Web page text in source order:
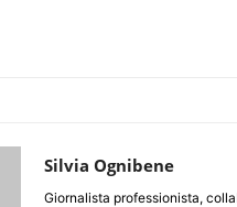
Silvia Ognibene
Giornalista professionista,